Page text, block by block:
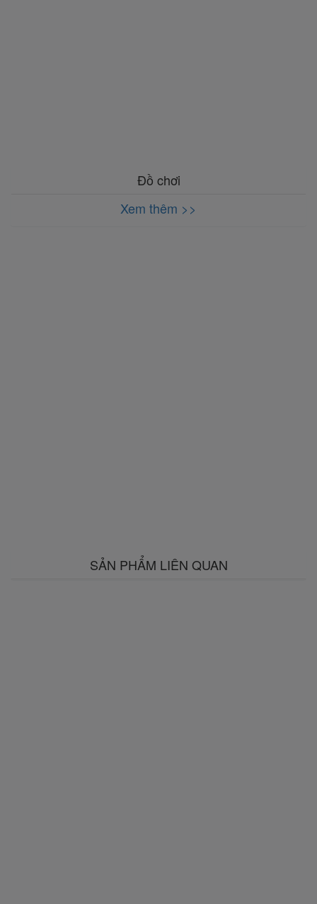
Đồ chơi
Xem thêm >>
SẢN PHẨM LIÊN QUAN